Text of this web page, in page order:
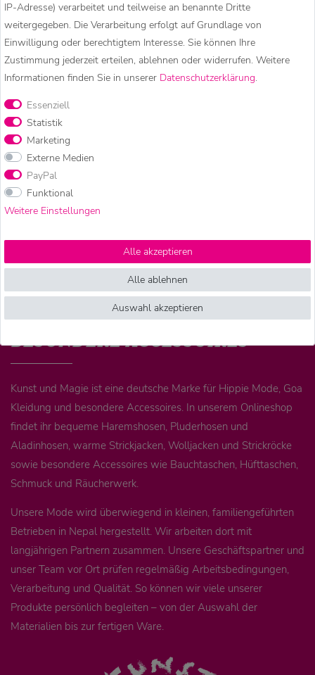
Datenschutzbeauftragter
Musterstraße 17a
D - 12345 Musterhausen
Fon+49 (0)123 456 780
Fax
E-Mail
At vero eos et accusam et justo duo dolores et ea. Stet clita
kasd gubergren, no sea takimata sanctus est Lorem ipsum
dolor sit amet. Lorem ipsum dolor sit amet, consetetur
sadipscing elitr, sed diam nonumy eirmod tempor invidunt ut
KUNST UND MAGIE – HIPPIE
MODE, GOA KLEIDUNG &
BESONDERE ACCESSOIRES
Kunst und Magie ist eine deutsche Marke für Hippie Mode, Goa
Kleidung und besondere Accessoires. In unserem Onlineshop
findet ihr bequeme Haremshosen, Pluderhosen und
Aladinhosen, warme Strickjacken, Wolljacken und Strickröcke
sowie besondere Accessoires wie Bauchtaschen, Hüfttaschen,
Schmuck und Räucherwerk.
Unsere Mode wird überwiegend in kleinen, familiengeführten
Betrieben in Nepal hergestellt. Wir arbeiten dort mit
langjährigen Partnern zusammen. Unsere Geschäftspartner und
unser Team vor Ort prüfen regelmäßig Arbeitsbedingungen,
Verarbeitung und Qualität. So können wir viele unserer
Produkte persönlich begleiten – von der Auswahl der
Materialien bis zur fertigen Ware.
IP-Adresse) verarbeitet und teilweise an benannte Dritte
weitergegeben. Die Verarbeitung erfolgt auf Grundlage von
Einwilligung oder berechtigtem Interesse. Sie können Ihre
Zustimmung jederzeit erteilen, ablehnen oder widerrufen. Weitere
Informationen finden Sie in unserer Daten­schutz­erklärung.
Essenziell
Statistik
Marketing
Externe Medien
PayPal
Funktional
Weitere Einstellungen
Alle akzeptieren
Alle ablehnen
Auswahl akzeptieren